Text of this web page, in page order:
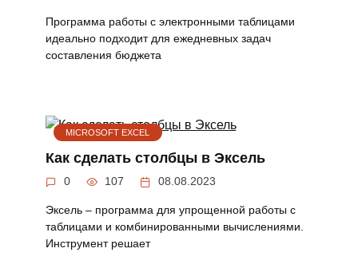
Программа работы с электронными таблицами
идеально подходит для ежедневных задач
составления бюджета
MICROSOFT EXCEL
Как сделать столбцы в Эксель
0 107 08.08.2023
Эксель – программа для упрощенной работы с
таблицами и комбинированными вычислениями.
Инструмент решает